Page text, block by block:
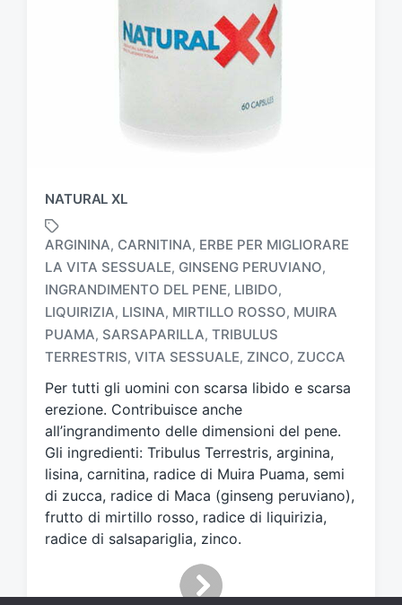
NATURAL XL
a
g
g
t
o
c
o
n
ARGININA, CARNITINA, ERBE PER MIGLIORARE
LA VITA SESSUALE, GINSENG PERUVIANO,
INGRANDIMENTO DEL PENE, LIBIDO,
LIQUIRIZIA, LISINA, MIRTILLO ROSSO, MUIRA
PUAMA, SARSAPARILLA, TRIBULUS
TERRESTRIS, VITA SESSUALE, ZINCO, ZUCCA
Per tutti gli uomini con scarsa libido e scarsa
erezione. Contribuisce anche
all’ingrandimento delle dimensioni del pene.
Gli ingredienti: Tribulus Terrestris, arginina,
lisina, carnitina, radice di Muira Puama, semi
di zucca, radice di Maca (ginseng peruviano),
frutto di mirtillo rosso, radice di liquirizia,
radice di salsapariglia, zinco.